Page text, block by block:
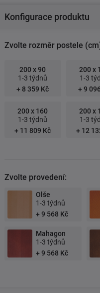
Konfigurace produktu
Zvolte rozměr postele
200 x 90
1-3 týdnů
+ 8 359 Kč
200 x
1-3
+ 9
200 x 160
1-3 týdnů
+ 11 809 Kč
200 x
1-3
+ 12
Zvolte provedení:
Olše
1-3 týdnů
+ 9 568 Kč
Mahagon
1-3 týdnů
+ 9 568 Kč